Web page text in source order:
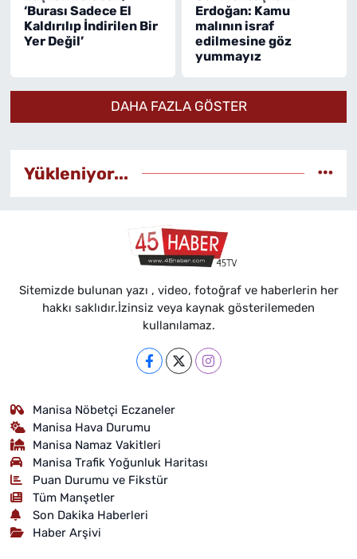
‘Burası Sadece El
Kaldırılıp İndirilen Bir
Yer Değil’
Erdoğan: Kamu
malının israf
edilmesine göz
yummayız
DAHA FAZLA GÖSTER
Yükleniyor...
Sitemizde bulunan yazı , video, fotoğraf ve haberlerin her
hakkı saklıdır.İzinsiz veya kaynak gösterilemeden
kullanılamaz.
Manisa Nöbetçi Eczaneler
Manisa Hava Durumu
Manisa Namaz Vakitleri
Manisa Trafik Yoğunluk Haritası
Puan Durumu ve Fikstür
Tüm Manşetler
Son Dakika Haberleri
Haber Arşivi